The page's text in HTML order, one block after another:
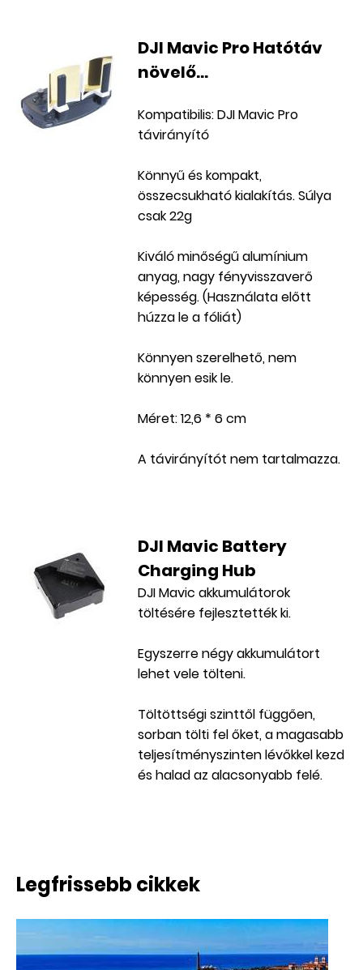
DJI Mavic Pro Hatótáv
növelő...
Kompatibilis: DJI Mavic Pro
távirányító
Könnyű és kompakt,
összecsukható kialakítás. Súlya
csak 22g
Kiváló minőségű alumínium
anyag, nagy fényvisszaverő
képesség. (Használata előtt
húzza le a fóliát)
Könnyen szerelhető, nem
könnyen esik le.
Méret: 12,6 * 6 cm
A távirányítót nem tartalmazza.
DJI Mavic Battery
Charging Hub
DJI Mavic akkumulátorok
töltésére fejlesztették ki.
Egyszerre négy akkumulátort
lehet vele tölteni.
Töltöttségi szinttől függően,
sorban tölti fel őket, a magasabb
teljesítményszinten lévőkkel kezd
és halad az alacsonyabb felé.
Legfrissebb cikkek